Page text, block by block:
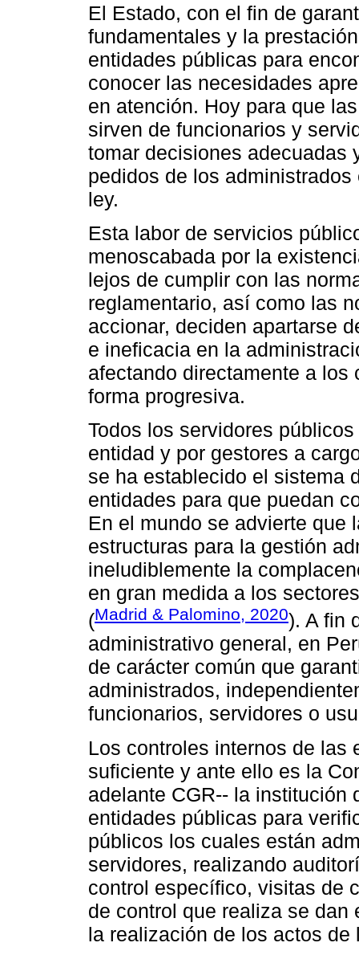
El Estado, con el fin de
fundamentales y la
entidades públicas para
conocer las necesidades
en atención. Hoy para que
sirven de funcionarios y
tomar decisiones adecuadas
pedidos de los
ley.
Esta labor de servicios
menoscabada por la
lejos de cumplir con las
reglamentario, así como las
accionar, deciden apartarse
e ineficacia en la
afectando directamente a
forma progresiva.
Todos los servidores
entidad y por gestores a
se ha establecido el sistema
entidades para que puedan
En el mundo se advierte que
estructuras para la gestión
ineludiblemente la
en gran medida a los
(Madrid & Palomino, 2020). A fin
administrativo general, en
de carácter común que
administrados,
funcionarios, servidores o
Los controles internos de las
suficiente y ante ello es la
adelante CGR-- la institución
entidades públicas para
públicos los cuales están
servidores, realizando
control específico, visitas de
de control que realiza se dan
la realización de los actos de